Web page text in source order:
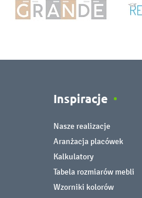
Inspiracje
Nasze realizacje
Aranżacja placówek
Kalkulatory
Tabela rozmiarów mebli
Wzorniki kolorów